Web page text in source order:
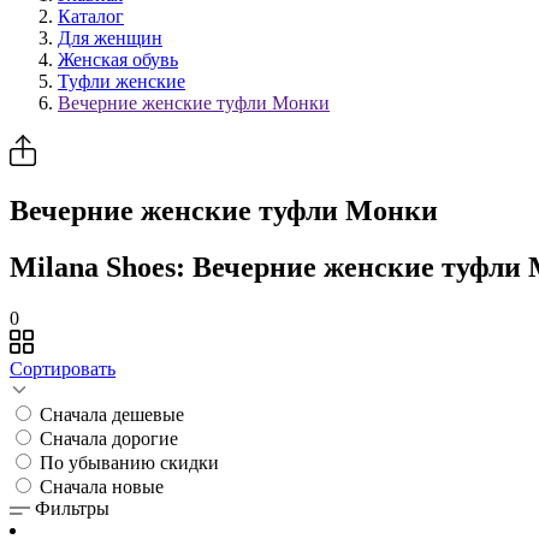
Каталог
Для женщин
Женская обувь
Туфли женские
Вечерние женские туфли Монки
Вечерние женские туфли Монки
Milana Shoes: Вечерние женские
0
Сортировать
Сначала дешевые
Сначала дорогие
По убыванию скидки
Сначала новые
Фильтры